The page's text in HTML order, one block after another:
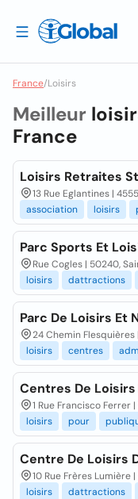
France/Loisirs
Meilleur
France
Loisirs Retraites
13 Rue Eglantines |
association
loisirs
Parc Sports Et
Rue Cogles | 50240,
loisirs
dattractions
Parc De Loisirs Et
24 Chemin Flesquières
loisirs
centres
Centres De
1 Rue Francisco Ferrer
loisirs
pour
Centre De Loisirs
10 Rue Frères
loisirs
dattractions